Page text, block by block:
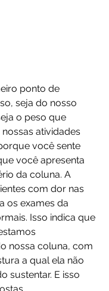
ponto de
seja do nosso
o peso que
atividades
você sente
você apresenta
da coluna. A
com dor nas
os exames da
Isso indica que
nossa coluna, com
a qual ela não
sustentar. E isso